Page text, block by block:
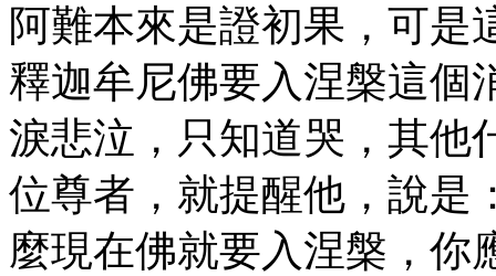
阿難本來是證初果，可是
釋迦牟尼佛要入涅槃這個
淚悲泣，只知道哭，其他
位尊者，就提醒他，說是
麼現在佛就要入涅槃，你